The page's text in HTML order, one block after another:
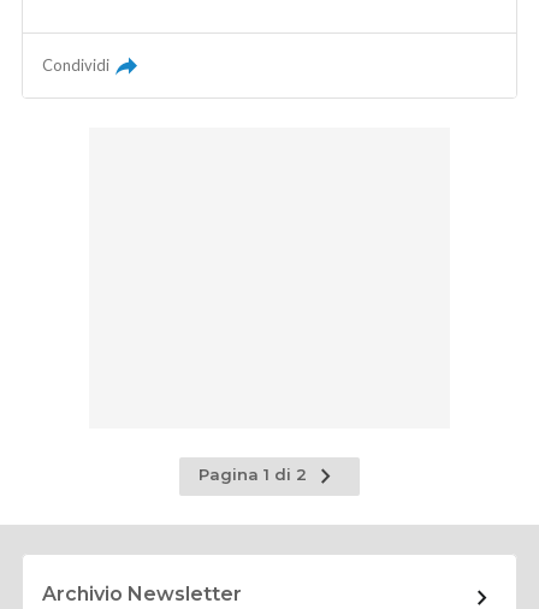
Condividi
Pagina 1 di 2
Pagina
successiva
Archivio Newsletter